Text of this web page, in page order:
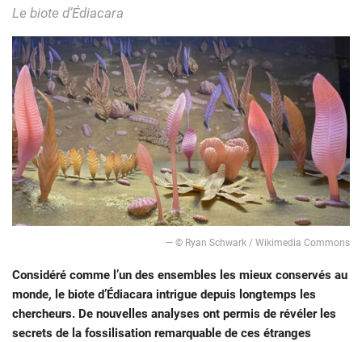
Le biote d’Édiacara
— © Ryan Schwark / Wikimedia Commons
Considéré comme l’un des ensembles les mieux conservés au
monde, le biote d’Édiacara intrigue depuis longtemps les
chercheurs. De nouvelles analyses ont permis de révéler les
secrets de la fossilisation remarquable de ces étranges